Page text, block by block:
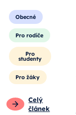
Obecné
Pro rodiče
Pro
studenty
Pro žáky
Celý
článek